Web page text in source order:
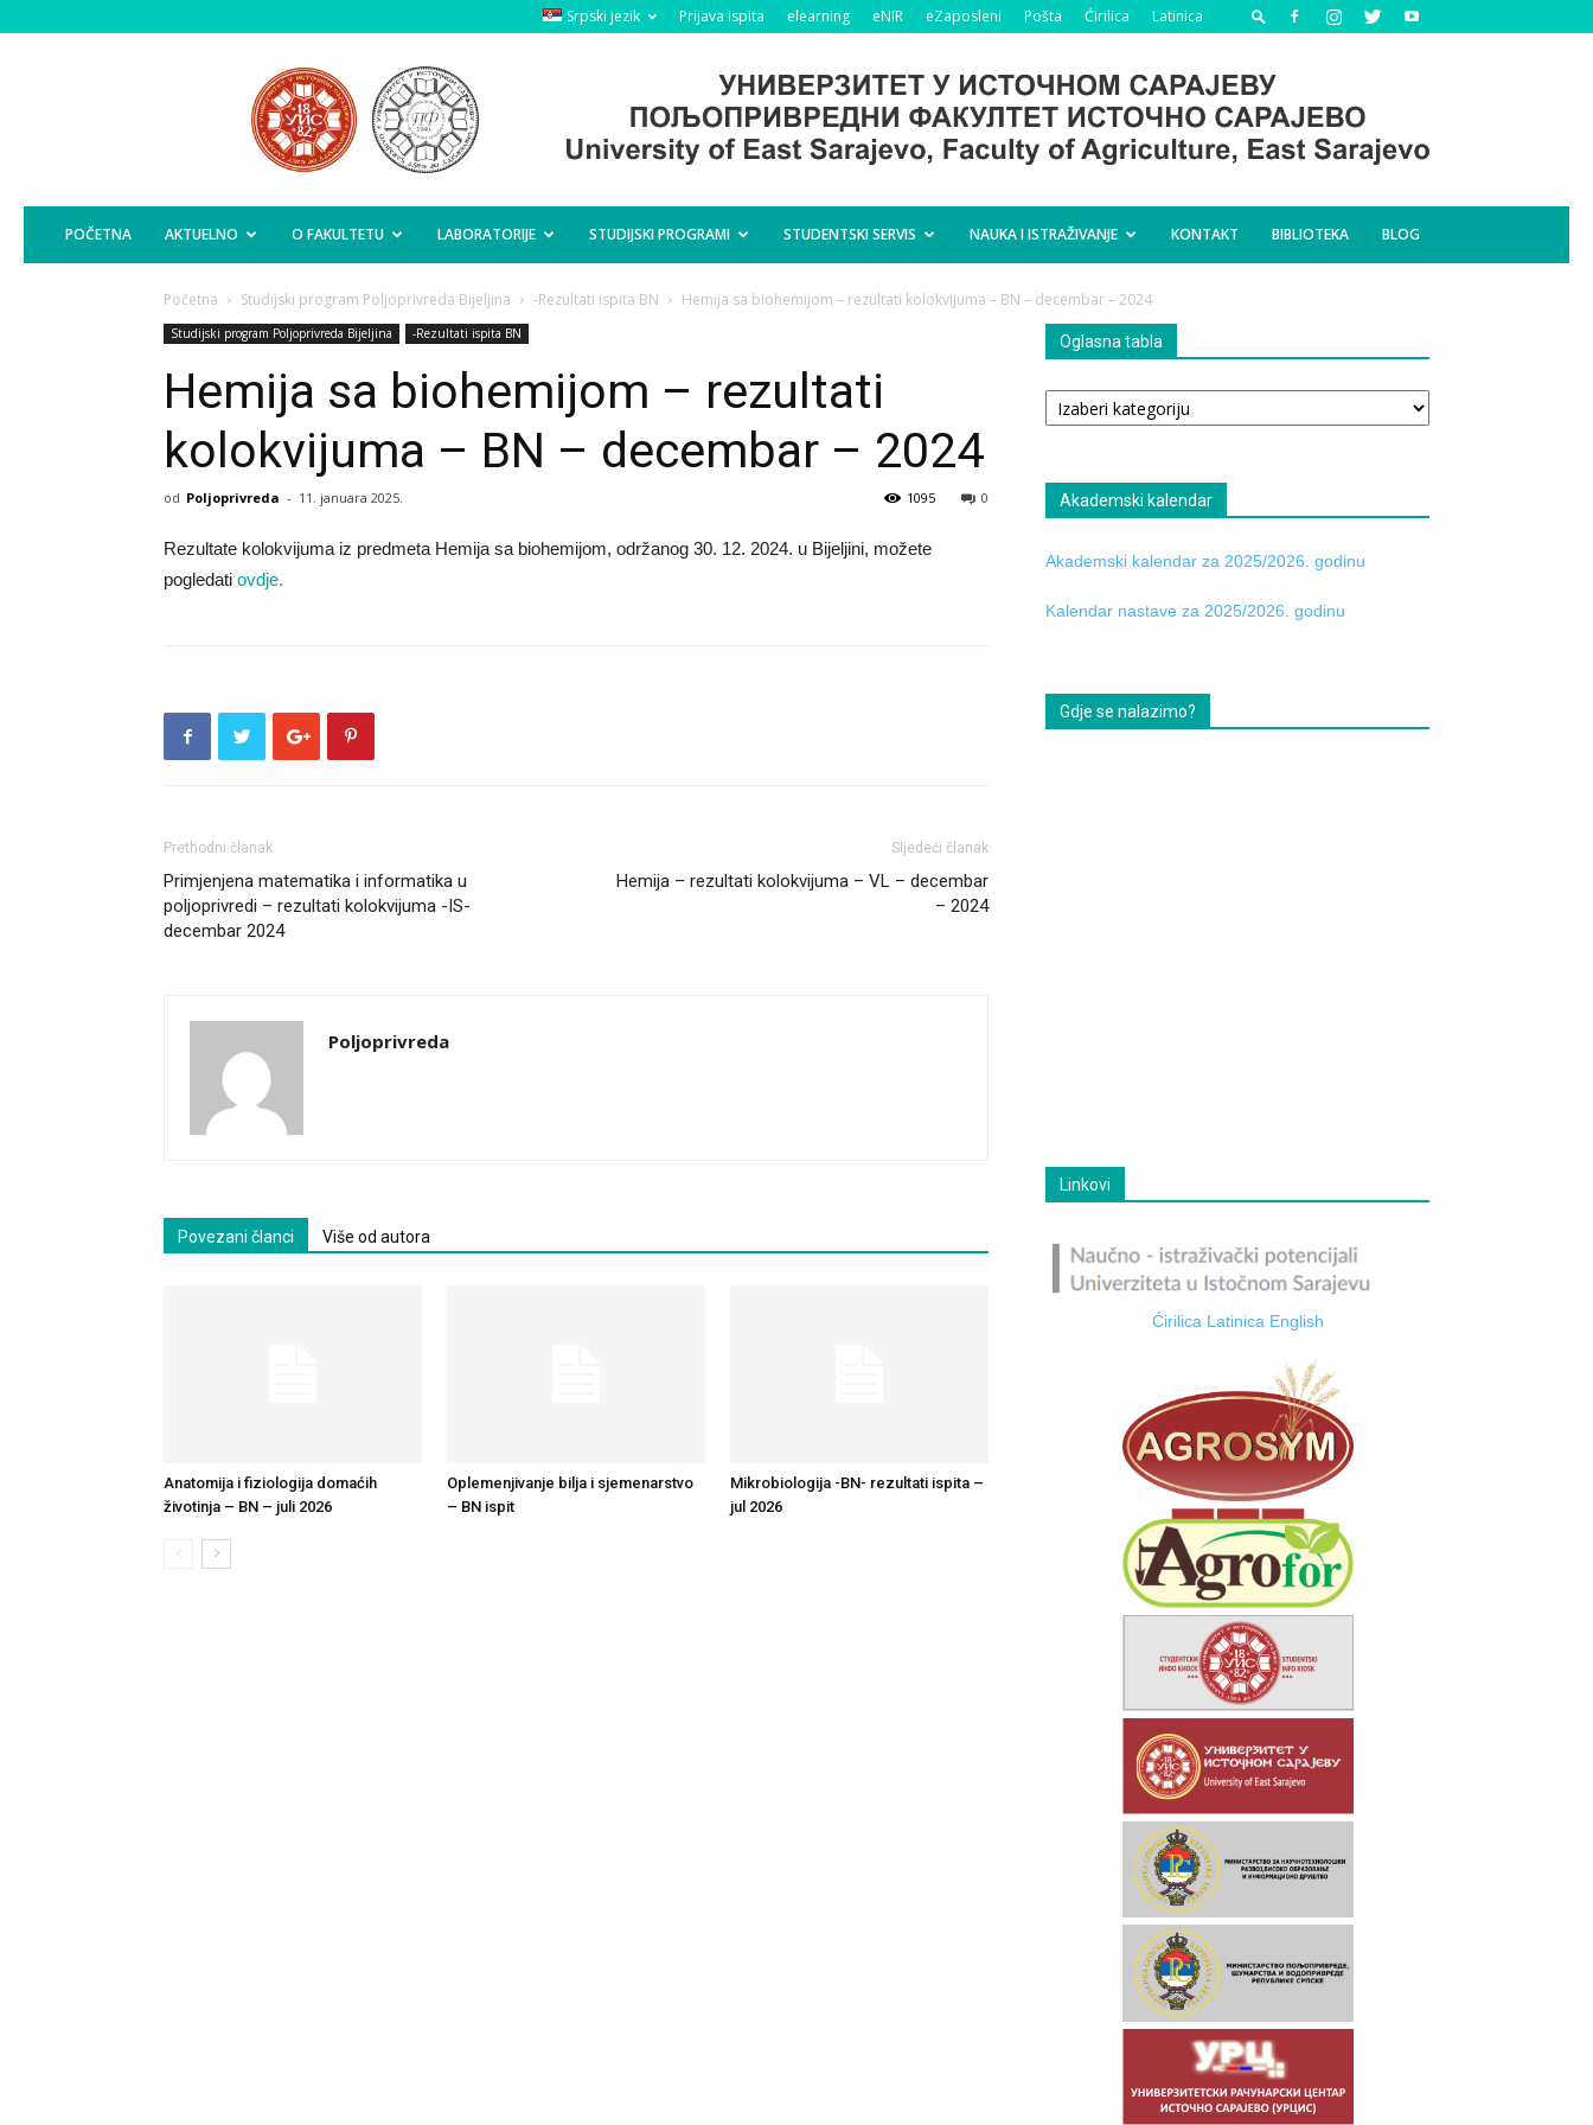
Srpski jezik Prijava ispita elearning eNIR eZaposleni Pošta Ćirilica Latinica
Poljoprivredni
Fakultet
Istočno
Sarajevo
POČETNA AKTUELNO O FAKULTETU LABORATORIJE STUDIJSKI PROGRAMI STUDENTSKI SERVIS NAUKA I ISTRAŽIVANJE KONTAKT BIBLIOTEKA BLOG
Početna Studijski program Poljoprivreda Bijeljina -Rezultati ispita BN Hemija sa biohemijom – rezultati kolokvijuma – BN – decembar – 2024
Studijski program Poljoprivreda Bijeljina -Rezultati ispita BN
Hemija sa biohemijom – rezultati
kolokvijuma – BN – decembar – 2024
od Poljoprivreda - 11. januara 2025. 0
1095
Rezultate kolokvijuma iz predmeta Hemija sa biohemijom, održanog 30. 12. 2024. u Bijeljini, možete
pogledati ovdje.
Prethodni članak
Primjenjena matematika i informatika u
poljoprivredi – rezultati kolokvijuma -IS-
decembar 2024
Sljedeći članak
Hemija – rezultati kolokvijuma – VL – decembar
– 2024
Poljoprivreda
Povezani članci Više od autora
Anatomija i fiziologija domaćih
životinja – BN – juli 2026
Oplemenjivanje bilja i sjemenarstvo
– BN ispit
Mikrobiologija -BN- rezultati ispita –
jul 2026
Oglasna tabla
Oglasna
tabla
Akademski kalendar
Akademski kalendar za 2025/2026. godinu
Kalendar nastave za 2025/2026. godinu
Gdje se nalazimo?
Linkovi
Ćirilica Latinica English